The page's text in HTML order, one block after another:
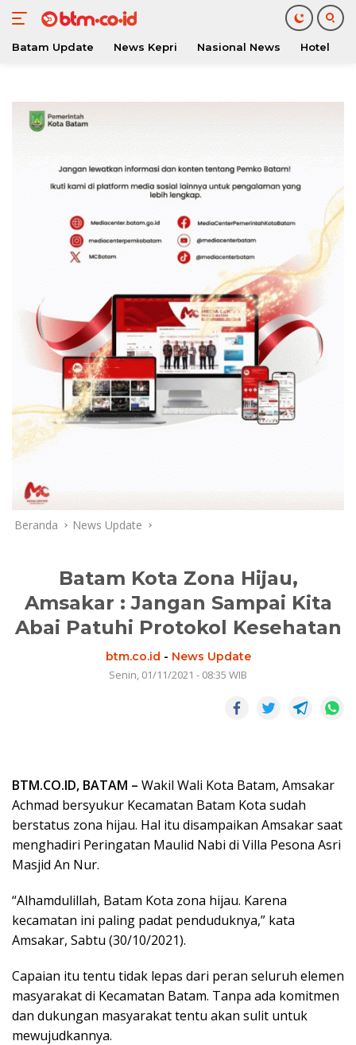
konten
Batam Update News Kepri Nasional News Hotel
Beranda News Update
Batam Kota Zona Hijau,
Amsakar : Jangan Sampai Kita
Abai Patuhi Protokol Kesehatan
btm.co.id - News Update
Senin, 01/11/2021 - 08:35 WIB
BTM.CO.ID, BATAM – Wakil Wali Kota Batam, Amsakar
Achmad bersyukur Kecamatan Batam Kota sudah
berstatus zona hijau. Hal itu disampaikan Amsakar saat
menghadiri Peringatan Maulid Nabi di Villa Pesona Asri
Masjid An Nur.
“Alhamdulillah, Batam Kota zona hijau. Karena
kecamatan ini paling padat penduduknya,” kata
Amsakar, Sabtu (30/10/2021).
Capaian itu tentu tidak lepas dari peran seluruh elemen
masyarakat di Kecamatan Batam. Tanpa ada komitmen
dan dukungan masyarakat tentu akan sulit untuk
mewujudkannya.